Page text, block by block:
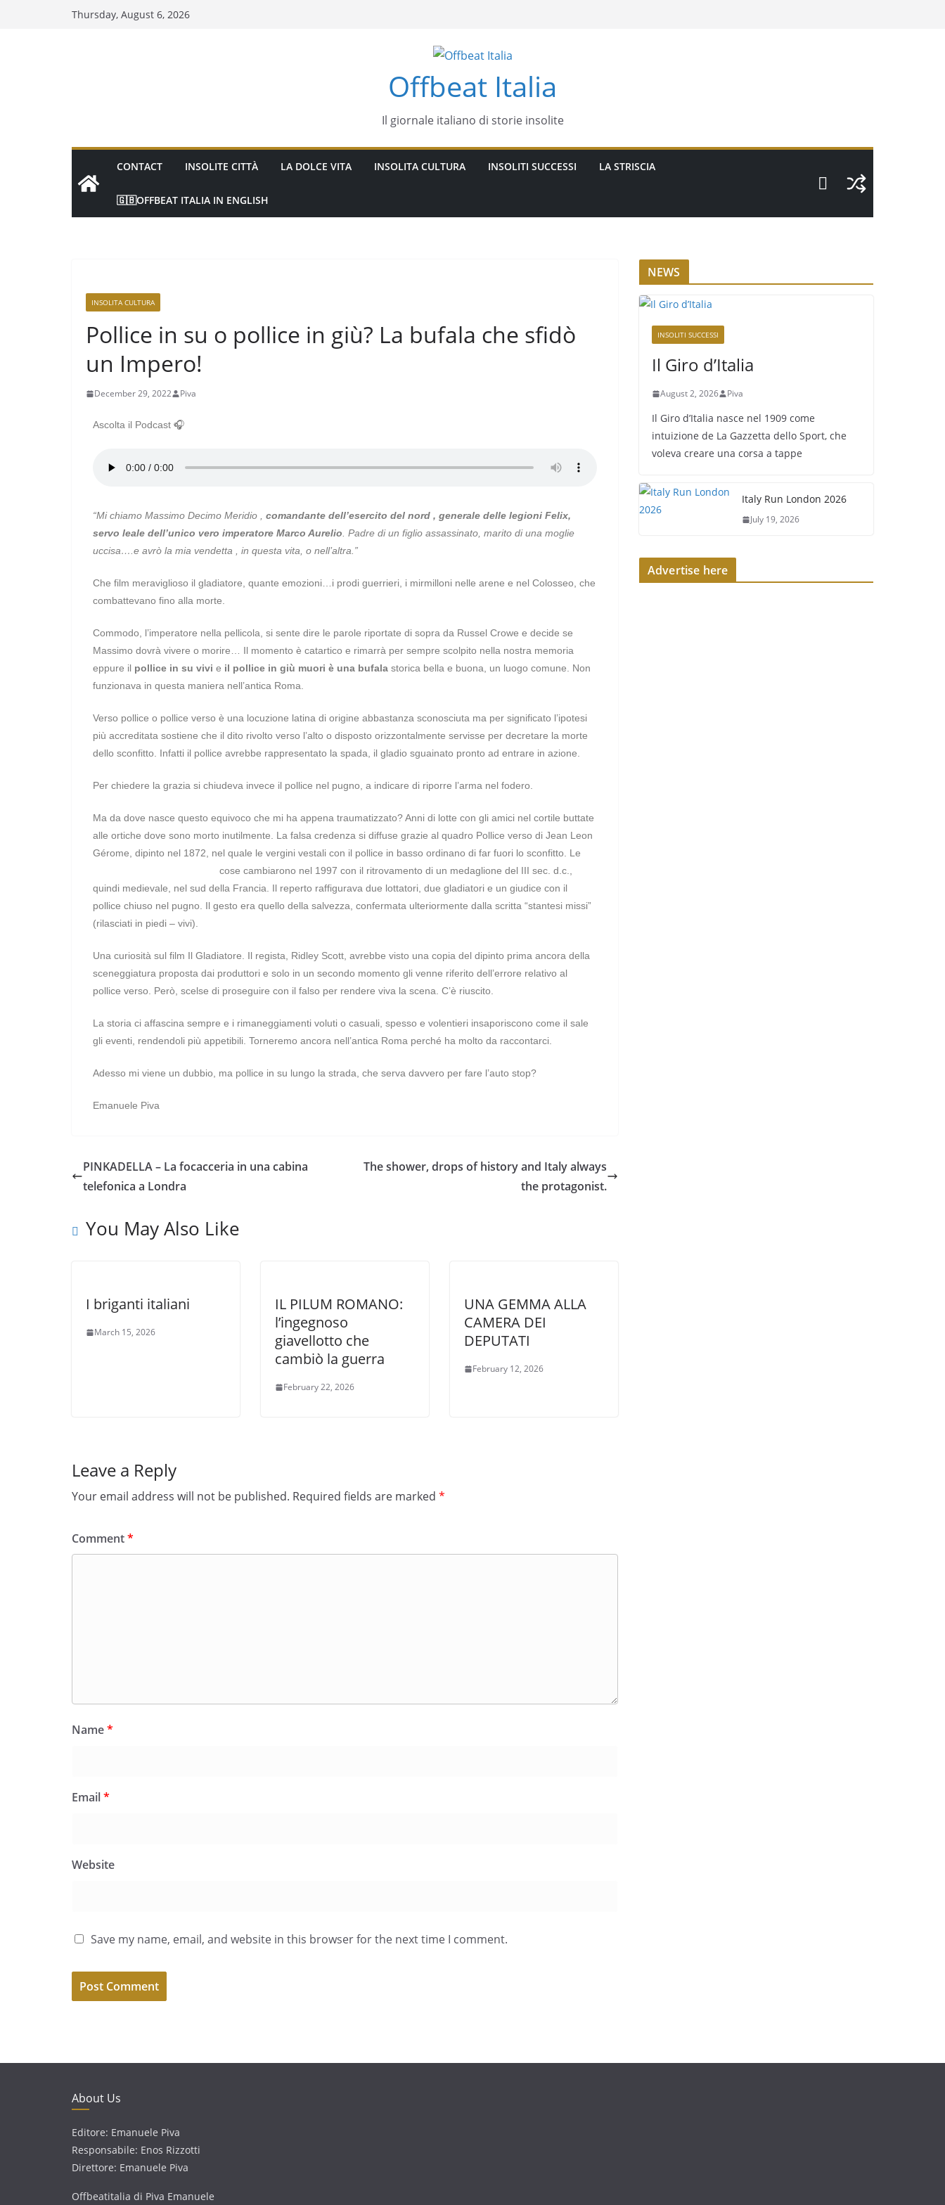
Thursday, August 6, 2026
Offbeat Italia
Il giornale italiano di storie insolite
CONTACT INSOLITE CITTÀ LA DOLCE VITA INSOLITA CULTURA INSOLITI SUCCESSI LA STRISCIA
🇬🇧OFFBEAT ITALIA IN ENGLISH
INSOLITA CULTURA
Pollice in su o pollice in giù? La bufala che sfidò
un Impero!
December 29, 2022 Piva
Ascolta il Podcast 🎧
“Mi chiamo Massimo Decimo Meridio , comandante dell’esercito del nord , generale delle legioni Felix,
servo leale dell’unico vero imperatore Marco Aurelio . Padre di un figlio assassinato, marito di una moglie
uccisa….e avrò la mia vendetta , in questa vita, o nell’altra.”
Che film meraviglioso il gladiatore, quante emozioni…i prodi guerrieri, i mirmilloni nelle arene e nel Colosseo, che
combattevano fino alla morte.
Commodo, l’imperatore nella pellicola, si sente dire le parole riportate di sopra da Russel Crowe e decide se
Massimo dovrà vivere o morire… Il momento è catartico e rimarrà per sempre scolpito nella nostra memoria
eppure il pollice in su vivi e il pollice in giù muori è una bufala storica bella e buona, un luogo comune. Non
funzionava in questa maniera nell’antica Roma.
Verso pollice o pollice verso è una locuzione latina di origine abbastanza sconosciuta ma per significato l’ipotesi
più accreditata sostiene che il dito rivolto verso l’alto o disposto orizzontalmente servisse per decretare la morte
dello sconfitto. Infatti il pollice avrebbe rappresentato la spada, il gladio sguainato pronto ad entrare in azione.
Per chiedere la grazia si chiudeva invece il pollice nel pugno, a indicare di riporre l’arma nel fodero.
Ma da dove nasce questo equivoco che mi ha appena traumatizzato? Anni di lotte con gli amici nel cortile buttate
alle ortiche dove sono morto inutilmente. La falsa credenza si diffuse grazie al quadro Pollice verso di Jean Leon
Gérome, dipinto nel 1872, nel quale le vergini vestali con il pollice in basso ordinano di far fuori lo sconfitto.
Le
cose cambiarono nel 1997 con il ritrovamento di un medaglione del III sec. d.c.,
quindi medievale, nel sud della Francia. Il reperto raffigurava due lottatori, due gladiatori e un giudice con il
pollice chiuso nel pugno. Il gesto era quello della salvezza, confermata ulteriormente dalla scritta “stantesi missi”
(rilasciati in piedi – vivi).
Una curiosità sul film Il Gladiatore. Il regista, Ridley Scott, avrebbe visto una copia del dipinto prima ancora della
sceneggiatura proposta dai produttori e solo in un secondo momento gli venne riferito dell’errore relativo al
pollice verso. Però, scelse di proseguire con il falso per rendere viva la scena. C’è riuscito.
La storia ci affascina sempre e i rimaneggiamenti voluti o casuali, spesso e volentieri insaporiscono come il sale
gli eventi, rendendoli più appetibili. Torneremo ancora nell’antica Roma perché ha molto da raccontarci.
Adesso mi viene un dubbio, ma pollice in su lungo la strada, che serva davvero per fare l’auto stop?
Emanuele Piva
PINKADELLA – La focacceria in una cabina
telefonica a Londra
The shower, drops of history and Italy always
the protagonist.
You May Also Like
I briganti italiani
March 15, 2026
IL PILUM ROMANO:
l’ingegnoso
giavellotto che
cambiò la guerra
February 22, 2026
UNA GEMMA ALLA
CAMERA DEI
DEPUTATI
February 12, 2026
Leave a Reply
Your email address will not be published. Required fields are marked *
Comment*
Name*
Email*
Website
Save my name, email, and website in this browser for the next time I comment.
NEWS
INSOLITI SUCCESSI
Il Giro d’Italia
August 2, 2026 Piva
Il Giro d’Italia nasce nel 1909 come
intuizione de La Gazzetta dello Sport, che
voleva creare una corsa a tappe
Italy Run London 2026
July 19, 2026
Advertise here
About Us
Editore: Emanuele Piva
Responsabile: Enos Rizzotti
Direttore: Emanuele Piva
Offbeatitalia di Piva Emanuele